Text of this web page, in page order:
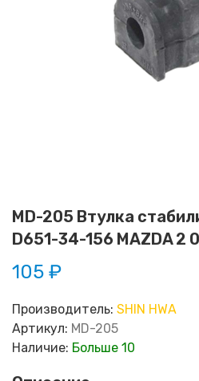
MD-205 Втулка
D651-34-156 MAZDA 2
105 ₽
Производитель: SHIN HWA
Артикул: MD-205
Наличие: Больше 10